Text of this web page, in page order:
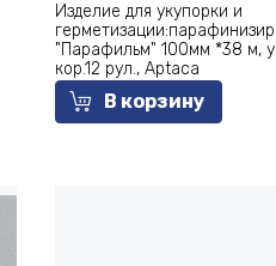
Изделие для укупорки и
"Парафильм" 100мм *38 м,
кор.12 рул., Aptaca
В корзину